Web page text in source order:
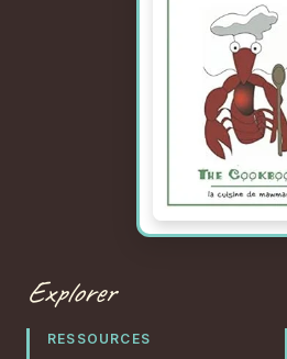
Explorer
RESSOURCES